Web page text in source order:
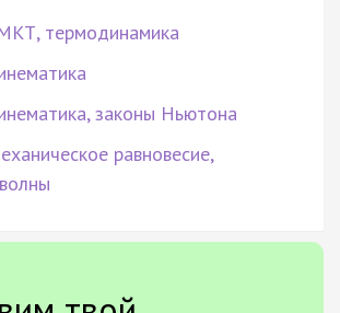
термодинамика
законы Ньютона
равновесие,